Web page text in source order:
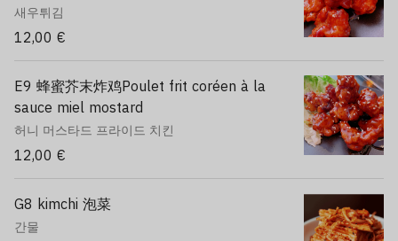
새우튀김
12,00 €
E9 蜂蜜芥末炸鸡Poulet frit coréen à la
sauce miel mostard
허니 머스타드 프라이드 치킨
12,00 €
G8 kimchi 泡菜
간물